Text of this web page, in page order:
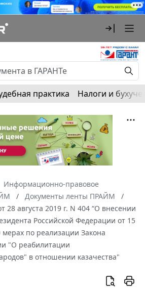
практика Налоги и
Информационно-правовое
Документы ленты ПРАЙМ
28 августа 2019 г. N 404 “О внесении
Российской Федерации от 15
по реализации Закона
"О реабилитации
в отношении казачества"